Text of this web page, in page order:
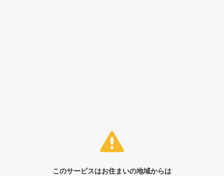
このサービスはお住まいの地域からは